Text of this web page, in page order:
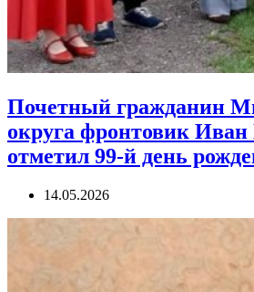
Почетный гражданин
округа фронтовик
отметил 99-й день
14.05.2026